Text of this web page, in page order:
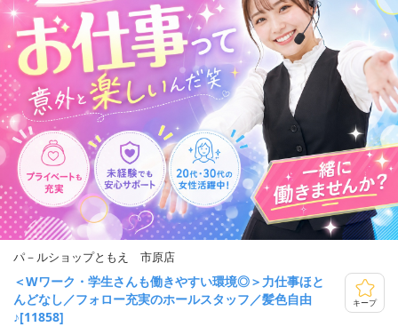
パ－ルショップともえ 市原店
＜Wワーク・学生さんも働きやすい環境◎＞力仕事ほと
んどなし／フォロー充実のホールスタッフ／髪色自由
♪[11858]
キープ